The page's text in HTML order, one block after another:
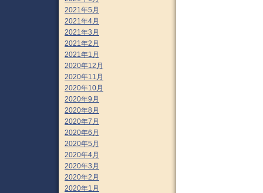
2021年5月
2021年4月
2021年3月
2021年2月
2021年1月
2020年12月
2020年11月
2020年10月
2020年9月
2020年8月
2020年7月
2020年6月
2020年5月
2020年4月
2020年3月
2020年2月
2020年1月